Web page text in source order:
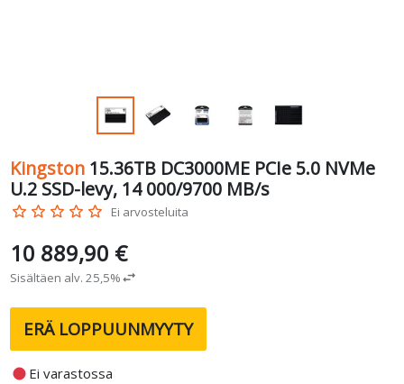
Kingston 15.36TB DC3000ME PCIe 5.0 NVMe
U.2 SSD-levy, 14 000/9700 MB/s
star_border star_border star_border star_border star_border Ei arvosteluita
10 889,90 €
Sisältäen alv. 25,5%swap_horiz
ERÄ LOPPUUNMYYTY
fiber_manual_record Ei varastossa